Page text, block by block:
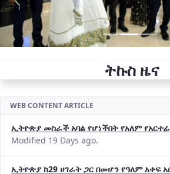
ኢትዮጵያ መስራች አባል የሆነችበት የአለም
Modified 19 Days ago.
ኢትዮጵያ ከ29 ሀገራት ጋር በመሆን የዓለም አቀፍ
Modified 19 Days ago.